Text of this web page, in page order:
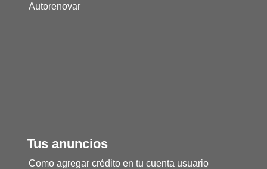
Autorenovar
Tus anuncios
Como agregar crédito en tu cuenta usuario